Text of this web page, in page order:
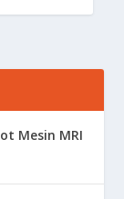
Mesin MRI